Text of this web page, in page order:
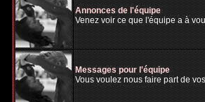
Annonces de l'équipe
Venez voir ce que l'équipe a à
Messages pour l'équipe
Vous voulez nous faire part de